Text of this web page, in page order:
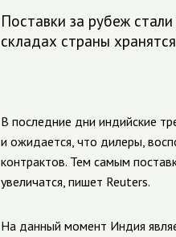
Поставки за рубеж
складах страны
В последние дни индийские
и ожидается, что дилеры,
контрактов. Тем самым
увеличатся, пишет Reuters.
На данный момент Индия